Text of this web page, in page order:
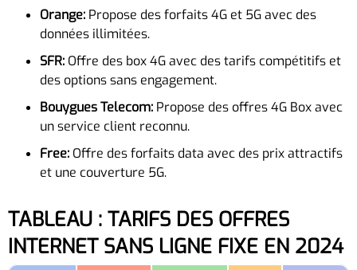
Orange: Propose des forfaits 4G et 5G avec des
données illimitées.
SFR: Offre des box 4G avec des tarifs compétitifs et
des options sans engagement.
Bouygues Telecom: Propose des offres 4G Box avec
un service client reconnu.
Free: Offre des forfaits data avec des prix attractifs
et une couverture 5G.
TABLEAU : TARIFS DES OFFRES
INTERNET SANS LIGNE FIXE EN 2024